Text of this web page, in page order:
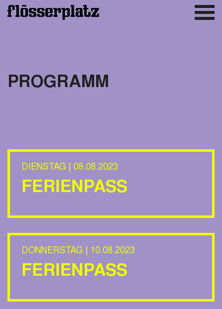
PROGRAMM
DIENSTAG | 08.08.2023
FERIENPASS
DONNERSTAG | 10.08.2023
FERIENPASS